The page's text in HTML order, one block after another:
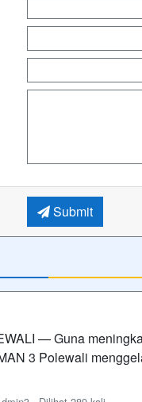
Submit
— Guna
3 Polewali